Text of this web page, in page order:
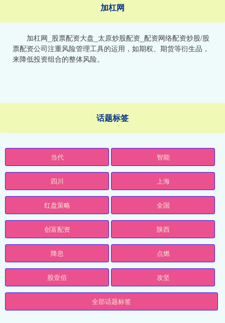
加杠网
加杠网_股票配资大盘_太原炒股配资_配资网络配资炒股/股
票配资公司注重风险管理工具的运用，如期权、期货等衍生品，
来降低投资组合的整体风险。
话题标签
当代 智能
四川 上海
红盘策略 全国
创富配资 陕西
降息 点燃
股壹佰 攻坚
全部话题标签